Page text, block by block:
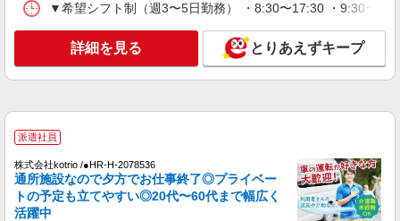
広島県廿日市市 【最寄駅】JA広島病院前駅 ★
マイカー・バイク通勤もOK！（規定あり） ★勤
務地は3000ヶ所以上★ 自宅から通いやすいエリア
など、お好きな勤務地をお選び下さい！！
キープ 詳細を見る
派遣社員
株式会社kotrio /●HR-H-2077520
身につけて長く働く
時給1350円〜1937円 ＜日払い有/週払い有/交
通費全支給(ガソリン代含む)＞
▼希望シフト制（週3〜5日勤務） ・8:30〜17:30 ・9:30〜
詳細を見る とりあえずキープ
派遣社員
株式会社kotrio /●HR-H-2078536
通所施設なので夕方でお仕事終了◎プライベー
トの予定も立てやすい◎20代〜60代まで幅広く
活躍中